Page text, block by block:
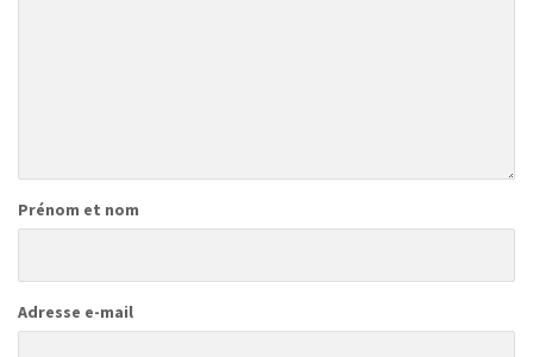
Prénom et nom
Adresse e-mail